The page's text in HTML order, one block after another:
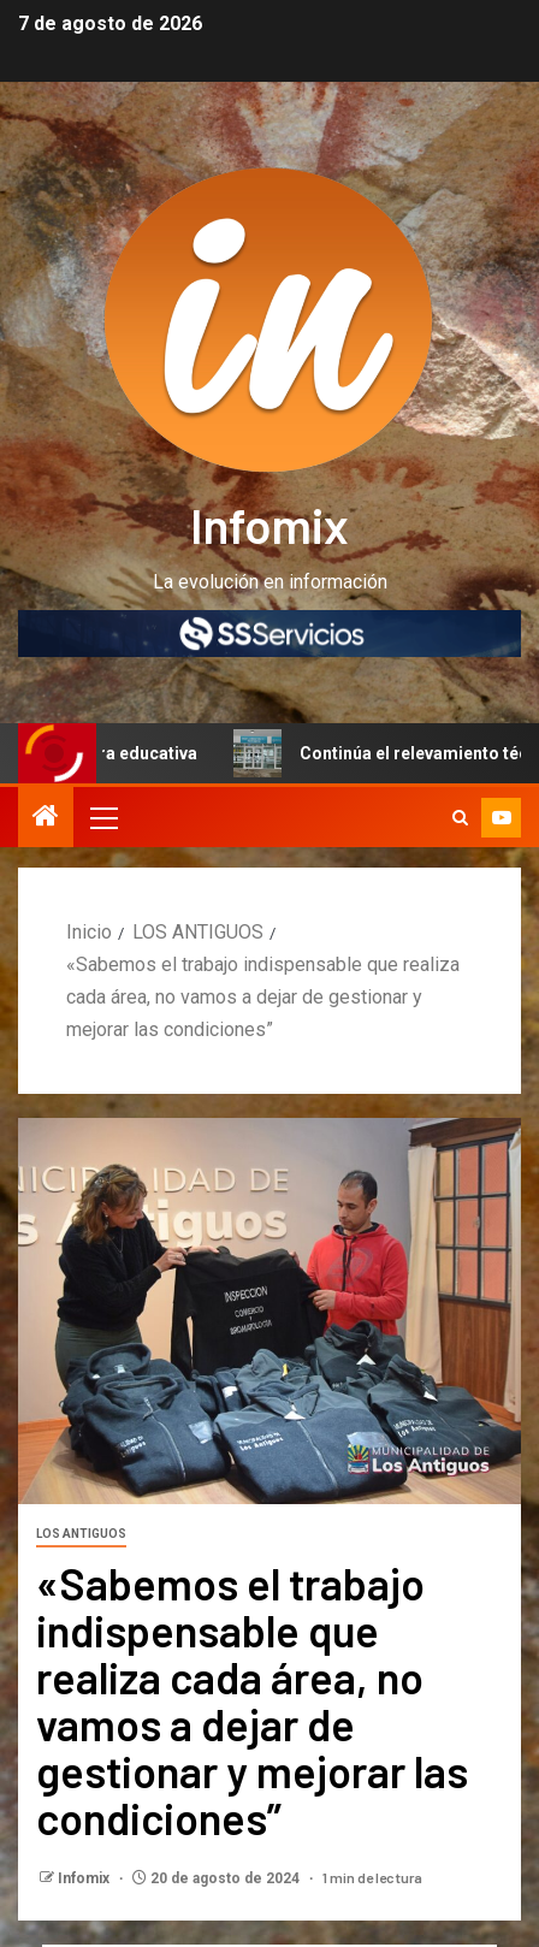
7 de agosto de 2026
Infomix
La evolución en información
educativa Continúa el relevamiento técnico en
Inicio
LOS ANTIGUOS
«Sabemos el trabajo indispensable que realiza
cada área, no vamos a dejar de gestionar y
mejorar las condiciones”
LOS ANTIGUOS
«Sabemos el trabajo
indispensable que
realiza cada área, no
vamos a dejar de
gestionar y mejorar las
condiciones”
Infomix 20 de agosto de 2024 1 min de lectura